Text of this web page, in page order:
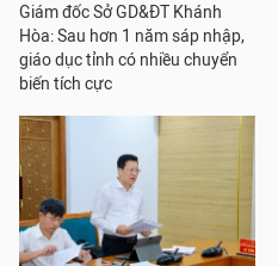
Giám đốc Sở GD&ĐT Khánh
Hòa: Sau hơn 1 năm sáp nhập,
giáo dục tỉnh có nhiều chuyển
biến tích cực